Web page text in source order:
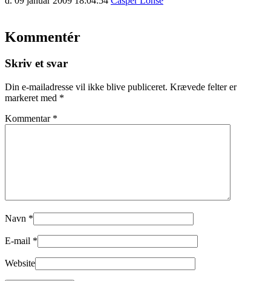
Kommentér
Skriv et svar
Din e-mailadresse vil ikke blive publiceret. Krævede felter er
markeret med *
Kommentar *
Navn *
E-mail *
Website